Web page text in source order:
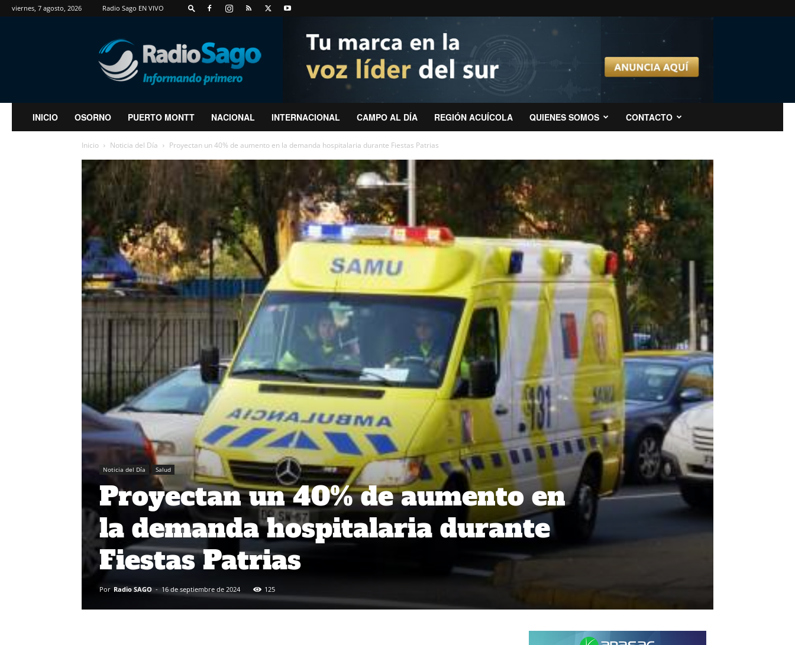
viernes, 7 agosto, 2026 Radio Sago EN VIVO
RadioSago
INICIO OSORNO PUERTO MONTT NACIONAL INTERNACIONAL CAMPO AL DÍA REGIÓN ACUÍCOLA QUIENES SOMOS CONTACTO
Inicio Noticia del Día Proyectan un 40% de aumento en la demanda hospitalaria durante Fiestas Patrias
Noticia del Día Salud
Proyectan un 40% de aumento en
la demanda hospitalaria durante
Fiestas Patrias
Por Radio SAGO - 16 de septiembre de 2024 125